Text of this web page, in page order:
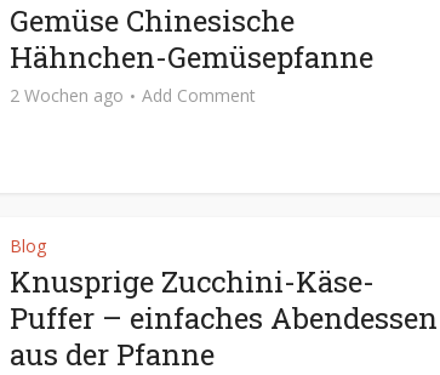
Gemüse Chinesische
Hähnchen-Gemüsepfanne
2 Wochen ago Add Comment
Blog
Knusprige Zucchini-Käse-
Puffer – einfaches Abendessen
aus der Pfanne